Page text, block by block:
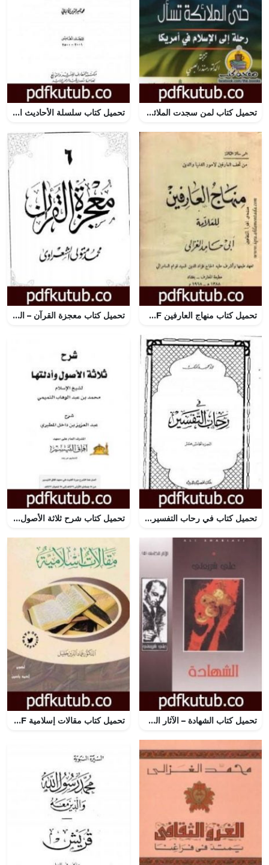
تحميل كتاب لمن سجدت الملائكة؟ PDF تأليف جيفري لانج مجانا [كامل] تحميل كتاب سلسلة الأحاديث الضعيفة والموضوعة – المجلد الخامس PDF تأليف محمد ناصر الدين الألباني مجانا [كامل]
تحميل كتاب منهاج العارفين PDF تأليف أبو حامد الغزالي مجانا [كامل] تحميل كتاب معجزة القرآن – الجزء السادس PDF تأليف محمد متولي الشعراوي مجانا [كامل]
تحميل كتاب في رحاب التفسير – الجزء الخامس عشر PDF تأليف عبد الحميد كشك مجانا [كامل] تحميل كتاب شرح ثلاثة الأصول عبد العزيز بن داخل PDF تأليف عبد العزيز بن داخل المطيري مجانا [كامل]
تحميل كتاب الشهادة – الآثار الكاملة PDF تأليف علي شريعتي مجانا [كامل] تحميل كتاب مقالات إسلامية PDF تأليف عماد الدين خليل مجانا [كامل]